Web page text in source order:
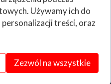
Czytaj dalej...
Używamy ich do
treści, oraz
Zezwól na wszystkie